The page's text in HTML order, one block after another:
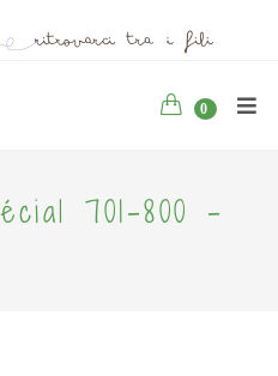
0
701-800 -